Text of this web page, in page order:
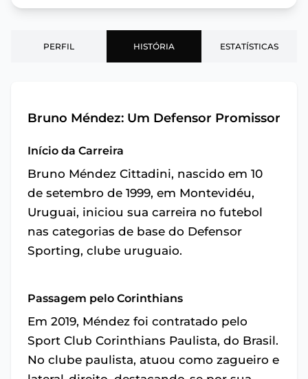
PERFIL HISTÓRIA ESTATÍSTICAS
Bruno Méndez: Um Defensor Promissor
Início da Carreira
Bruno Méndez Cittadini, nascido em 10
de setembro de 1999, em Montevidéu,
Uruguai, iniciou sua carreira no futebol
nas categorias de base do Defensor
Sporting, clube uruguaio.
Passagem pelo Corinthians
Em 2019, Méndez foi contratado pelo
Sport Club Corinthians Paulista, do Brasil.
No clube paulista, atuou como zagueiro e